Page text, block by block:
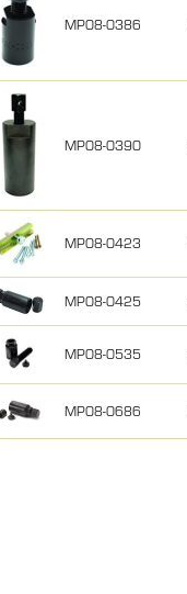
MP08-0386
MP08-0390
MP08-0423
MP08-0425
MP08-0535
MP08-0686